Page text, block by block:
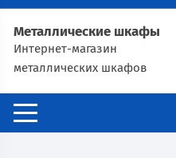
Металлические шкафы
Интернет-магазин
металлических шкафов